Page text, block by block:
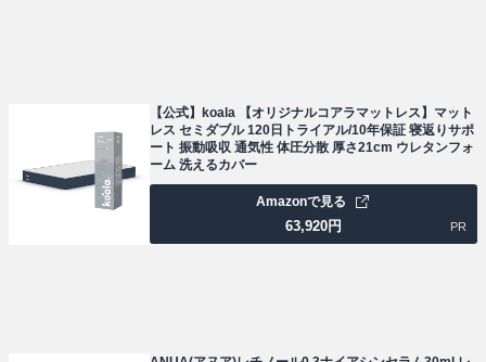
【公式】koala 【オリジナルコアラマットレス】マット
レス セミダブル 120日トライアル/10年保証 寝返りサポ
ート 振動吸収 通気性 体圧分散 厚さ21cm ウレタンフォ
ーム 洗えるカバー
63,920円
Amazonで見る
PR